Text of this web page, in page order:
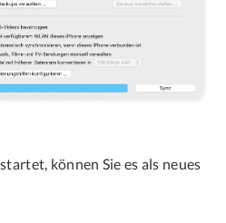
können Sie es als neues